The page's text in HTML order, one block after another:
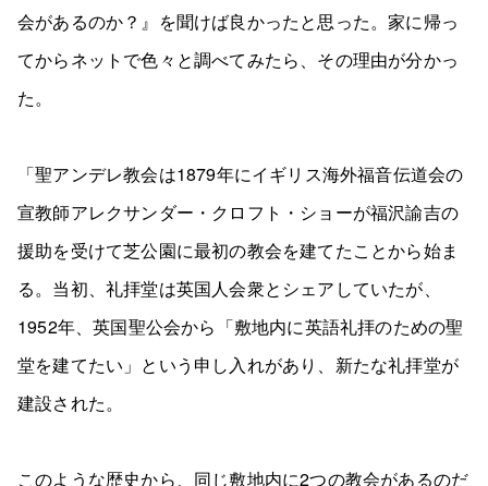
会があるのか？』を聞けば良かったと思った。家に帰っ
てからネットで色々と調べてみたら、その理由が分かっ
た。
「聖アンデレ教会は1879年にイギリス海外福音伝道会の
宣教師アレクサンダー・クロフト・ショーが福沢諭吉の
援助を受けて芝公園に最初の教会を建てたことから始ま
る。当初、礼拝堂は英国人会衆とシェアしていたが、
1952年、英国聖公会から「敷地内に英語礼拝のための聖
堂を建てたい」という申し入れがあり、新たな礼拝堂が
建設された。
このような歴史から、同じ敷地内に2つの教会があるのだ